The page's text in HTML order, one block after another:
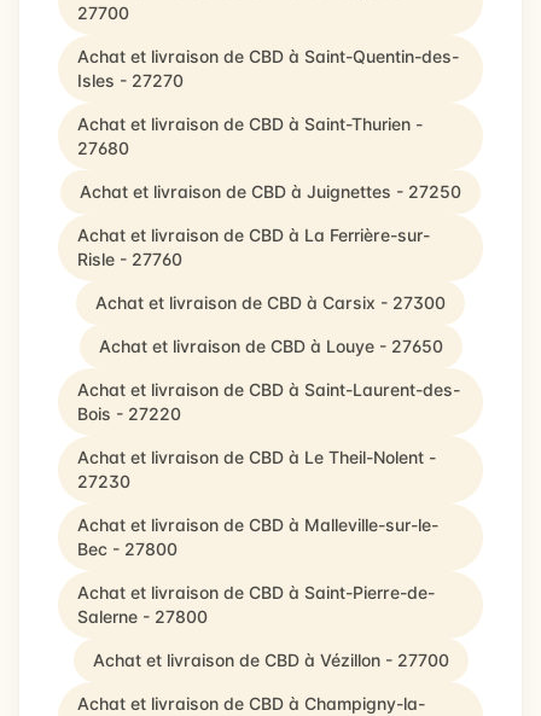
27700
Achat et livraison de CBD à Saint-Quentin-des-
Isles - 27270
Achat et livraison de CBD à Saint-Thurien -
27680
Achat et livraison de CBD à Juignettes - 27250
Achat et livraison de CBD à La Ferrière-sur-
Risle - 27760
Achat et livraison de CBD à Carsix - 27300
Achat et livraison de CBD à Louye - 27650
Achat et livraison de CBD à Saint-Laurent-des-
Bois - 27220
Achat et livraison de CBD à Le Theil-Nolent -
27230
Achat et livraison de CBD à Malleville-sur-le-
Bec - 27800
Achat et livraison de CBD à Saint-Pierre-de-
Salerne - 27800
Achat et livraison de CBD à Vézillon - 27700
Achat et livraison de CBD à Champigny-la-